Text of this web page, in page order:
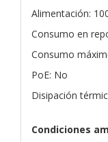
Alimentación:
Consumo en
Consumo
PoE: No
Disipación
Condiciones